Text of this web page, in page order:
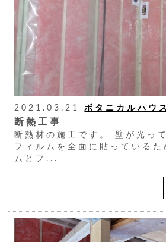
2021.03.21 ボタニカルハウス
断熱工事
断熱材の施工です。 壁が光っ
フィルムを全面に貼っている
ムとフ...